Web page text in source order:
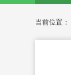
当前位置：